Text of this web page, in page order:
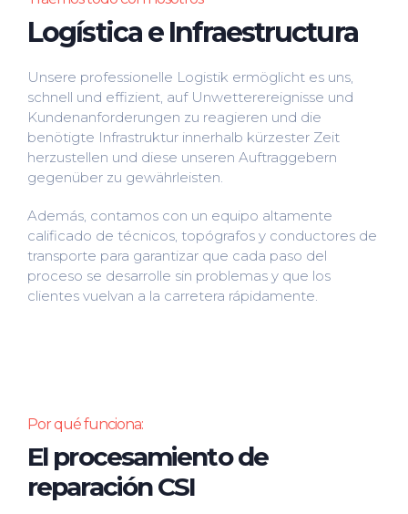
Logística e Infraestructura
Unsere professionelle Logistik ermöglicht es uns,
schnell und effizient, auf Unwetterereignisse und
Kundenanforderungen zu reagieren und die
benötigte Infrastruktur innerhalb kürzester Zeit
herzustellen und diese unseren Auftraggebern
gegenüber zu gewährleisten.
Además, contamos con un equipo altamente
calificado de técnicos, topógrafos y conductores de
transporte para garantizar que cada paso del
proceso se desarrolle sin problemas y que los
clientes vuelvan a la carretera rápidamente.
Por qué funciona:
El procesamiento de
reparación CSI